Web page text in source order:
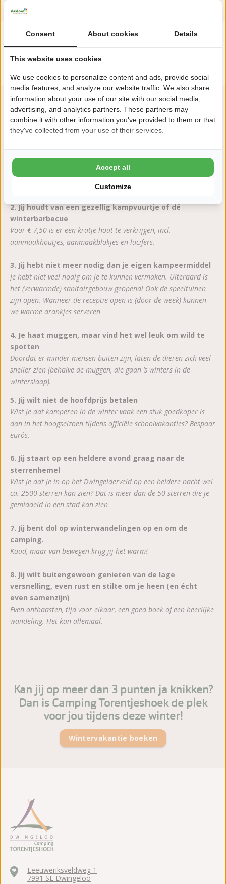
"8x waarom kamperen in de winter bij
Camping Torentjeshoek"
1. Jij slaapt graag op een van de mooiste natuur
locaties in Drenthe
Midden in de natuur in Dwingeloo aan de rand van nationaal
2. Jij houdt van een gezellig kampvuurtje of dé
winterbarbecue
Voor € 7,50 is er een kratje hout te verkrijgen, incl.
aanmaakhoutjes, aanmaakblokjes en lucifers.
3. Jij hebt niet meer nodig dan je eigen kampeermiddel
Je hebt niet veel nodig om je te kunnen vermaken. Uiteraard is
het (verwarmde) sanitairgebouw geopend! Ook de speeltuinen
zijn open. Wanneer de receptie open is (door de week) kunnen
we warme drankjes serveren
4. Je haat muggen, maar vind het wel leuk om wild te
spotten
Doordat er minder mensen buiten zijn, laten de dieren zich veel
sneller zien (behalve de muggen, die gaan ’s winters in de
winterslaap).
5. Jij wilt niet de hoofdprijs betalen
Wist je dat kamperen in de winter vaak een stuk goedkoper is
dan in het hoogseizoen tijdens officiële schoolvakanties? Bespaar
euro´s.
6. Jij staart op een heldere avond graag naar de
sterrenhemel
Wist je dat je in op het Dwingelderveld op een heldere nacht wel
ca. 2500 sterren kan zien? Dat is meer dan de 50 sterren die je
gemiddeld in een stad kan zien
7. Jij bent dol op winterwandelingen op en om de
camping.
Koud, maar van bewegen krijg jij het warm!
8. Jij wilt buitengewoon genieten van de lage
versnelling, even rust en stilte om je heen (en écht
even samenzijn)
Even onthaasten, tijd voor elkaar, een goed boek of een heerlijke
wandeling. Het kan allemaal.
Kan jij op meer dan 3 punten ja knikken?
Dan is Camping Torentjeshoek de plek
voor jou tijdens deze winter!
Wintervakantie boeken
Leeuweriksveldweg 1
7991 SE Dwingeloo
Consent About cookies Details
This website uses cookies
We use cookies to personalize content and ads, provide social
media features, and analyze our website traffic. We also share
information about your use of our site with our social media,
advertising, and analytics partners. These partners may
combine it with other information you've provided to them or that
they've collected from your use of their services.
Customize
Accept all